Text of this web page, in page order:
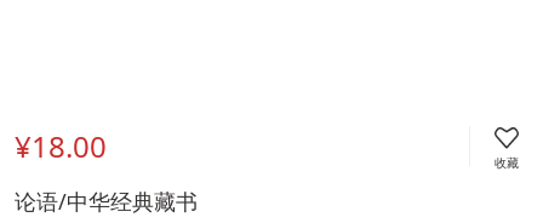
¥18.00 收藏
论语/中华经典藏书